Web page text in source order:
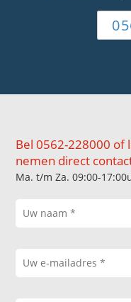
Bel 0562-228000 of
nemen direct
Ma. t/m Za. 09:00-